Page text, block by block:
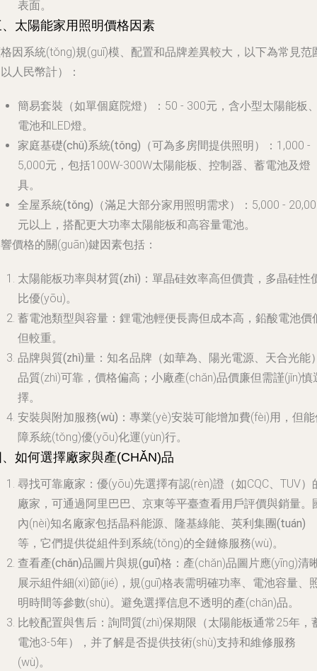
表面。
太陽能家用照明價格因素
因系統(tǒng)規(guī)模、配置和品牌差異較大，以下為常見范
人民幣計）：
簡易套裝 （如單個庭院燈）：50 - 300元，含小型太陽能板
電池和LED燈。
家庭基礎(chǔ)系統(tǒng) （可為多房間提供照明）：1,000 -
5,000元，包括100W-300W太陽能板、控制器、蓄電池及燈
具。
全屋系統(tǒng) （滿足大部分家用照明需求）：5,000 -
元以上，搭配更大功率太陽能板和高容量電池。
價格的關(guān)鍵因素包括：
太陽能板功率與材質(zhì) ：單晶硅效率高但價貴，多晶硅性
比優(yōu)。
蓄電池類型與容量 ：鋰電池輕便長壽但成本高，鉛酸電池價
但較重。
品牌與質(zhì)量 ：知名品牌（如華為、陽光電源、天合光能
品質(zhì)可靠，價格偏高；小廠產(chǎn)品價廉但需謹(jǐn)慎
擇。
安裝與附加服務(wù) ：專業(yè)安裝可能增加費(fèi)用，但
障系統(tǒng)優(yōu)化運(yùn)行。
如何選擇廠家與產(CHǍN)品
尋找可靠廠家 ：優(yōu)先選擇有認(rèn)證（如CQC、TUV）
廠家，可通過阿里巴巴、京東等平臺查看用戶評價與銷量。
內(nèi)知名廠家包括晶科能源、隆基綠能、英利集團(tuán)
等，它們提供從組件到系統(tǒng)的全鏈條服務(wù)。
查看產(chǎn)品圖片與規(guī)格 ：產(chǎn)品圖片應(yīng)清
展示組件細(xì)節(jié)，規(guī)格表需明確功率、電池容量、
明時間等參數(shù)。避免選擇信息不透明的產(chǎn)品。
比較配置與售后 ：詢問質(zhì)保期限（太陽能板通常25年，
電池3-5年），并了解是否提供技術(shù)支持和維修服務
(wù)。